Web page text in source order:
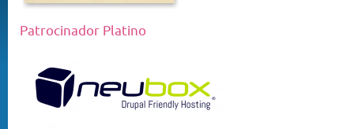
Patrocinador Platino